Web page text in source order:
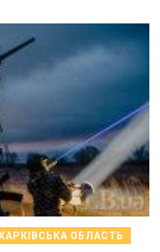
ОБЛАСТЬ